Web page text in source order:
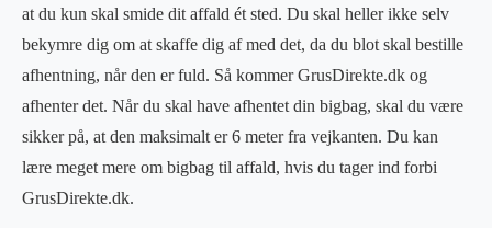
at du kun skal smide dit affald ét sted. Du skal heller ikke selv
bekymre dig om at skaffe dig af med det, da du blot skal bestille
afhentning, når den er fuld. Så kommer GrusDirekte.dk og
afhenter det. Når du skal have afhentet din bigbag, skal du være
sikker på, at den maksimalt er 6 meter fra vejkanten. Du kan
lære meget mere om bigbag til affald, hvis du tager ind forbi
GrusDirekte.dk.